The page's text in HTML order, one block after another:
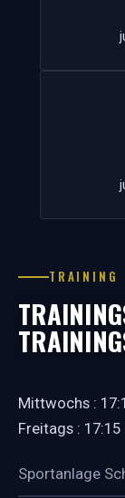
TRAINING
Mittwochs :
Freitags : 17:15
Sportanlage